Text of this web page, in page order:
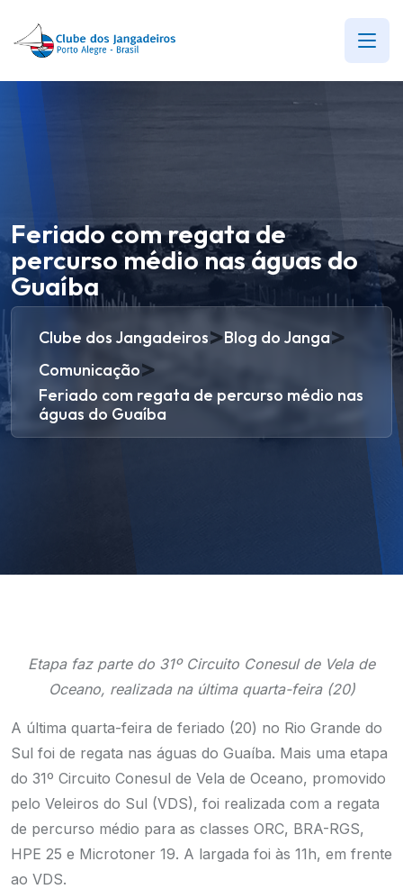
Feriado com regata de
percurso médio nas águas do
Guaíba
Clube dos Jangadeiros>Blog do Janga>
Comunicação>
Feriado com regata de percurso médio nas
águas do Guaíba
Etapa faz parte do 31º Circuito Conesul de Vela de
Oceano, realizada na última quarta-feira (20)
A última quarta-feira de feriado (20) no Rio Grande do
Sul foi de regata nas águas do Guaíba. Mais uma etapa
do 31º Circuito Conesul de Vela de Oceano, promovido
pelo Veleiros do Sul (VDS), foi realizada com a regata
de percurso médio para as classes ORC, BRA-RGS,
HPE 25 e Microtoner 19. A largada foi às 11h, em frente
ao VDS.